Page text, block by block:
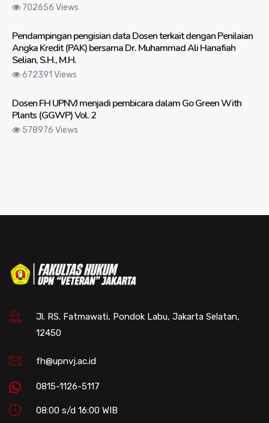
702656 Views
Pendampingan pengisian data Dosen terkait dengan Penilaian
Angka Kredit (PAK) bersama Dr. Muhammad Ali Hanafiah
Selian, S.H., M.H.
672391 Views
Dosen FH UPNVJ menjadi pembicara dalam Go Green With
Plants (GGWP) Vol. 2
578976 Views
Jl. RS. Fatmawati, Pondok Labu, Jakarta Selatan,
12450
fh@upnvj.ac.id
0815-1126-5117
08:00 s/d 16:00 WIB